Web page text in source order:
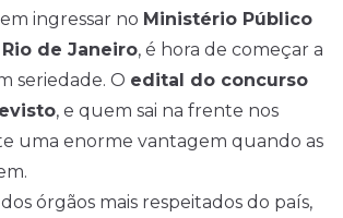
ingressar no Ministério Público
de Janeiro, é hora de começar a
seriedade. O edital do concurso
, e quem sai na frente nos
uma enorme vantagem quando as
órgãos mais respeitados do país,